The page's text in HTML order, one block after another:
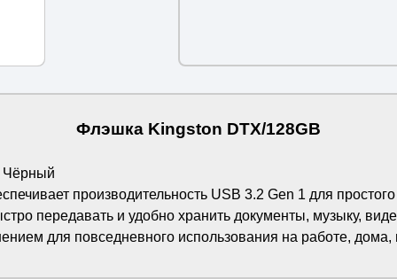
Флэшка Kingston DTX/128GB
Чёрный
производительность USB 3.2 Gen 1 для
передавать и удобно хранить документы, музыку,
для повседневного использования на работе,